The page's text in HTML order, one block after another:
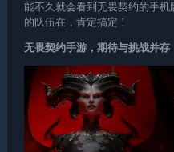
能不久就会看到无畏契约的手
的队伍在，肯定搞定！
无畏契约手游，期待与挑战并存